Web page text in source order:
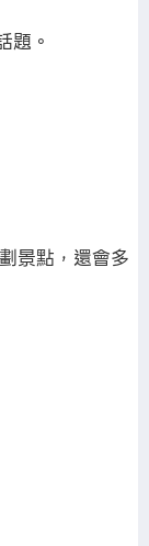
題。
景點，還會多